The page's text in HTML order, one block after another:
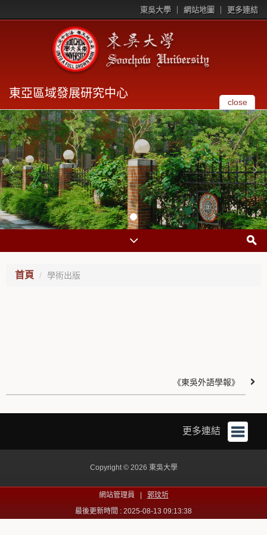
東吳大學 網站地圖 更多連結
東亞區域發展研究中心
close
首頁 學術出版
《東吳外語學報》
更多連結
Copyright © 2026 東吳大學
網站管理員 | 郭玟圻
最後更新時間 : 2025-08-13 09:13:38